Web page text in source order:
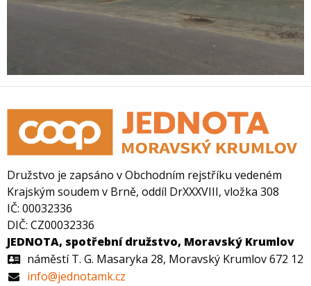
Družstvo je zapsáno v Obchodním rejstříku vedeném
Krajským soudem v Brně, oddíl DrXXXVIII, vložka 308
IČ: 00032336
DIČ: CZ00032336
JEDNOTA, spotřební družstvo, Moravský Krumlov
náměstí T. G. Masaryka 28, Moravský Krumlov 672 12
info@jednotamk.cz